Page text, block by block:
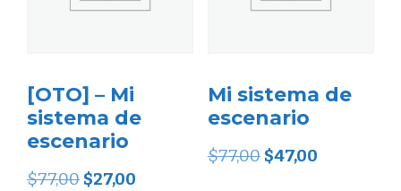
[OTO] – Mi
sistema de
escenario
$77,00 El
$27,00
Mi sistema de
escenario
$77,00 El
$47,00El